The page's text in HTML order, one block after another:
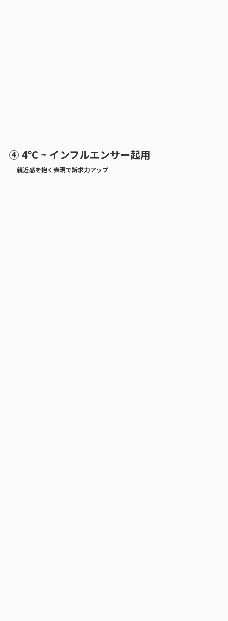
④ 4℃ ~ インフルエンサー起用
親近感を抱く表現で訴求力アップ